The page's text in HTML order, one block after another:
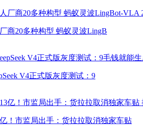
商20多种构型 蚂蚁灵波LingB
V4正式版灰度测试：9
！市监局出手：货拉拉取消独家车贴